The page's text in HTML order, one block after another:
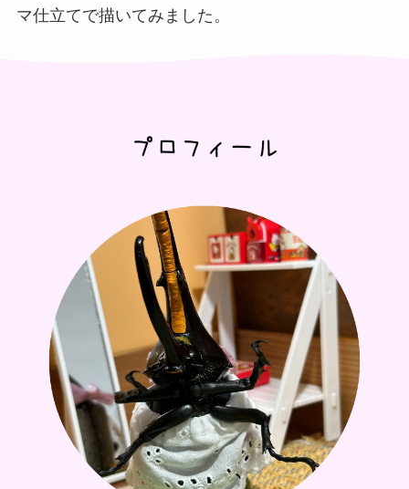
マ仕立てで描いてみました。